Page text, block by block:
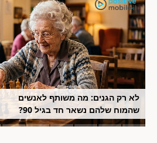
לא רק הגנים: מה משותף לאנשים
שהמוח שלהם נשאר חד בגיל 90?